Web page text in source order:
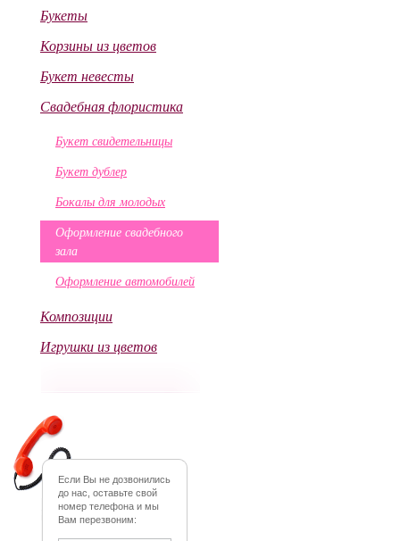
Букеты
Корзины из цветов
Букет невесты
Свадебная флористика
Букет свидетельницы
Букет дублер
Бокалы для молодых
Оформление свадебного
зала
Оформление автомобилей
Композиции
Игрушки из цветов
Если Вы не дозвонились
до нас, оставьте свой
номер телефона и мы
Вам перезвоним: